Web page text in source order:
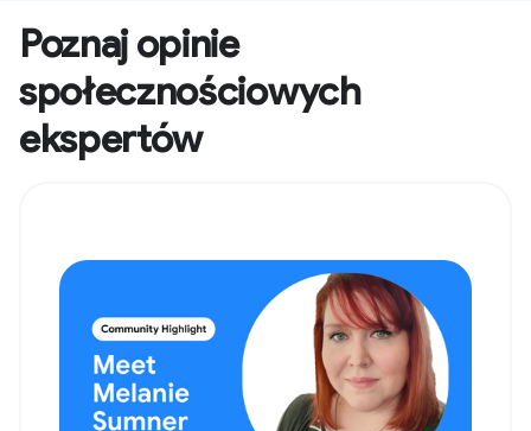
Poznaj opinie
społecznościowych
ekspertów